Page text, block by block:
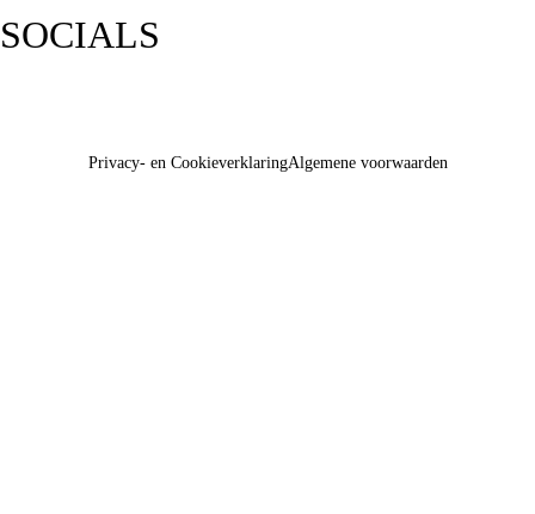
SOCIALS
Privacy- en CookieverklaringAlgemene voorwaarden